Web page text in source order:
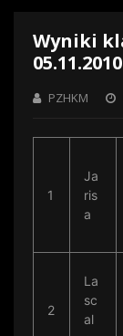
Wyniki
PZHKM
1
Ja
ris
a
2
La
sc
al